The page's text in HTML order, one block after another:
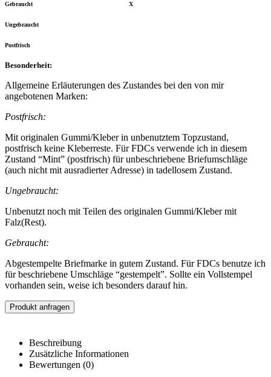
Gebraucht X
Ungebraucht
Postfrisch
Besonderheit:
Allgemeine Erläuterungen des Zustandes bei den von mir
angebotenen Marken:
Postfrisch:
Mit originalen Gummi/Kleber in unbenutztem Topzustand,
postfrisch keine Kleberreste. Für FDCs verwende ich in diesem
Zustand “Mint” (postfrisch) für unbeschriebene Briefumschläge
(auch nicht mit ausradierter Adresse) in tadellosem Zustand.
Ungebraucht:
Unbenutzt noch mit Teilen des originalen Gummi/Kleber mit
Falz(Rest).
Gebraucht:
Abgestempelte Briefmarke in gutem Zustand. Für FDCs benutze ich
für beschriebene Umschläge “gestempelt”. Sollte ein Vollstempel
vorhanden sein, weise ich besonders darauf hin.
Produkt anfragen
Beschreibung
Zusätzliche Informationen
Bewertungen (0)